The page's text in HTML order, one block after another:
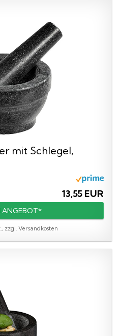
mit Schlegel,
13,55 EUR
ANGEBOT*
zzgl. Versandkosten